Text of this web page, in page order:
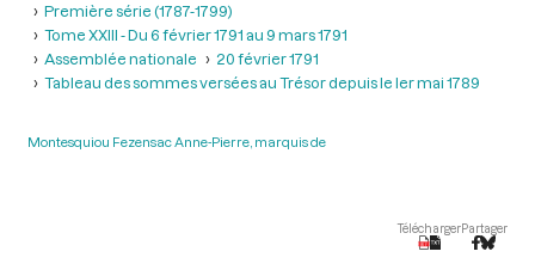
Première série (1787-1799)
Tome XXIII - Du 6 février 1791 au 9 mars 1791
Assemblée nationale
20 février 1791
Tableau des sommes versées au Trésor depuis le ler mai 1789
Montesquiou Fezensac Anne-Pierre, marquis de
TéléchargerPartager